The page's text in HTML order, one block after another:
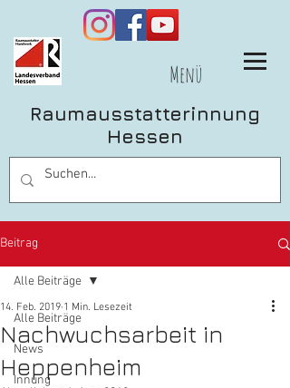
Menü
Raumausstatterinnung
Hessen
Beitrag
Alle Beiträge
News
Innung
Alle Beiträge
Nachwuchsarbeit in
Heppenheim
14. Feb. 2019 1 Min. Lesezeit